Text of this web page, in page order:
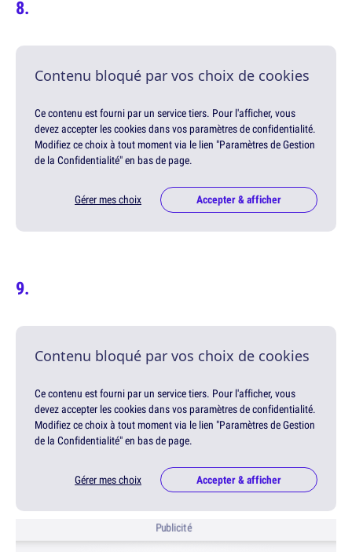
Contenu bloqué par vos choix de cookies
Ce contenu est fourni par un service tiers. Pour l'afficher, vous
devez accepter les cookies dans vos paramètres de confidentialité.
Modifiez ce choix à tout moment via le lien "Paramètres de Gestion
de la Confidentialité" en bas de page.
Gérer mes choix Accepter & afficher
Contenu bloqué par vos choix de cookies
Ce contenu est fourni par un service tiers. Pour l'afficher, vous
devez accepter les cookies dans vos paramètres de confidentialité.
Modifiez ce choix à tout moment via le lien "Paramètres de Gestion
de la Confidentialité" en bas de page.
Gérer mes choix Accepter & afficher
Publicité